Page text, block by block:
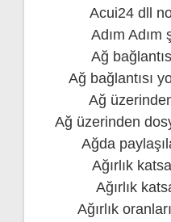
Acui24 dll
Adım
Ağ
Ağ bağlantısı
Ağ
Ağ üzerinden
Ağda
Ağırlık
Ağırlık
Ağırlık